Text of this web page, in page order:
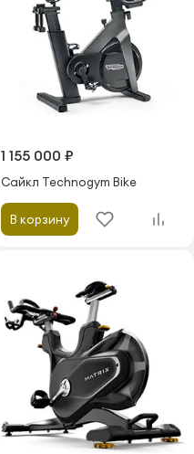
1 155 000 ₽
Сайкл Technogym Bike
В корзину